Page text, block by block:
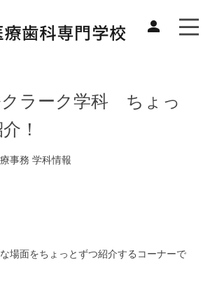
クラーク学科 ちょっ
！
事務 学科情報
場面をちょっとずつ紹介するコーナーで